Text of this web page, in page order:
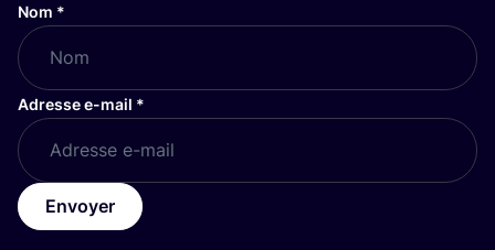
Nom *
Adresse e-mail *
Envoyer